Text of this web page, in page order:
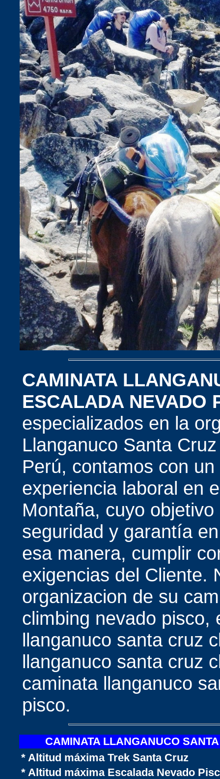
CAMINATA
ESCALADA NEVADO
especializados en la
Llanganuco Santa
Perú, contamos con
experiencia laboral en
Montaña, cuyo
seguridad y garantía
esa manera, cumplir
exigencias del Cliente.
organizacion de su
climbing nevado pisco,
llanganuco santa cruz
llanganuco santa cruz
caminata llanganuco
pisco.
CAMINATA LLANGANUCO
* Altitud máxima Trek Santa Cruz
* Altitud máxima Escalada Nevado